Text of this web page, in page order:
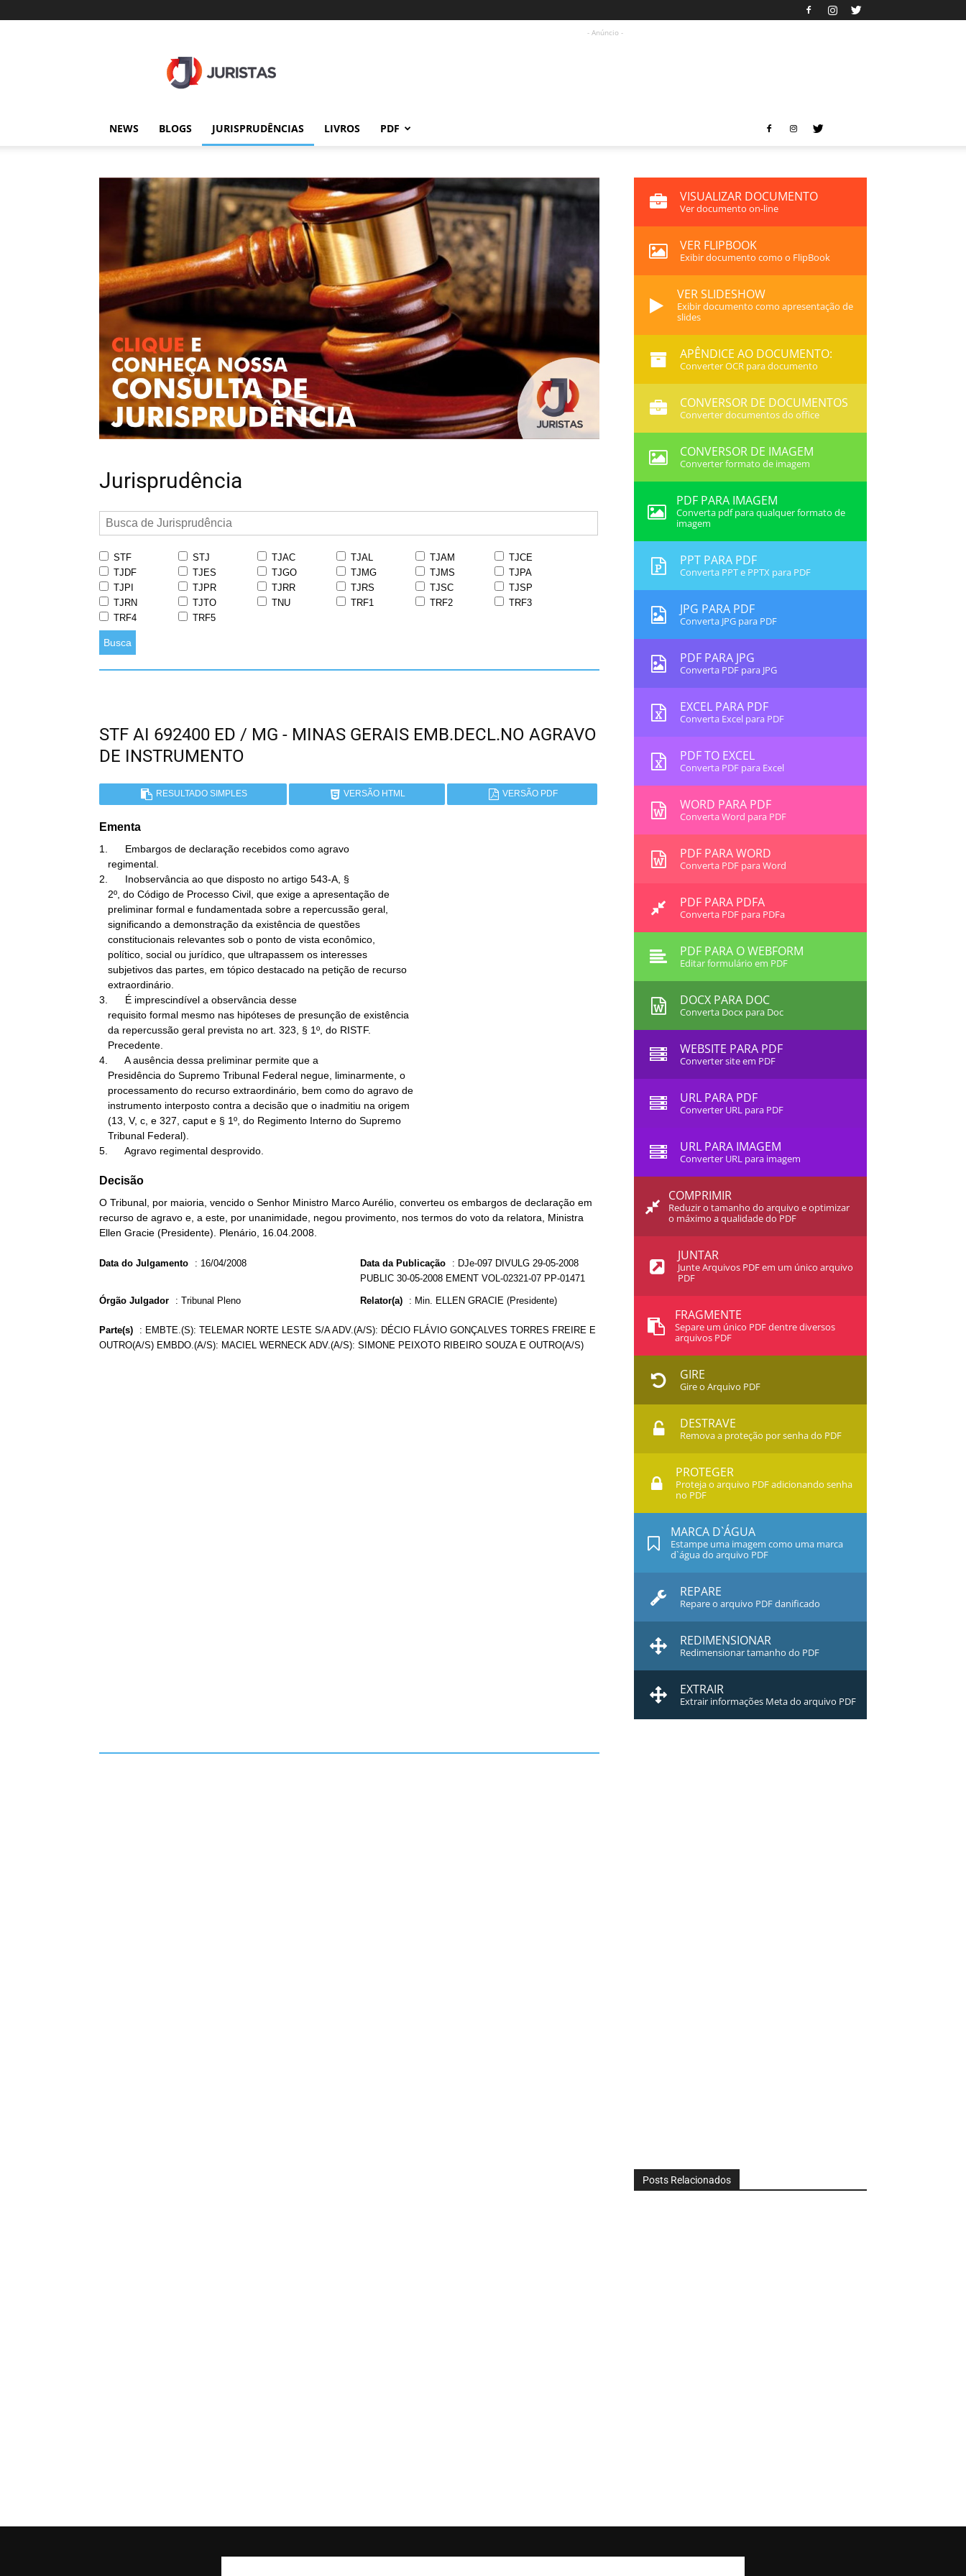
- Anúncio -
NEWS BLOGS JURISPRUDÊNCIAS LIVROS PDF
Jurisprudência
STF STJ TJAC TJAL TJAM
TJCE
TJDF
TJES TJGO TJMG TJMS
TJPA
TJPI
TJPR TJRR TJRS TJSC
TJSP
TJRN
TJTO TNU TRF1 TRF2
TRF3
TRF4
TRF5
Busca
STF AI 692400 ED / MG - MINAS GERAIS EMB.DECL.NO AGRAVO
DE INSTRUMENTO
RESULTADO SIMPLES VERSÃO HTML VERSÃO PDF
Ementa
1.      Embargos de declaração recebidos como agravo
2.      Inobservância ao que disposto no artigo 543-A, §
3.      É imprescindível a observância desse
4.      A ausência dessa preliminar permite que a
5.      Agravo regimental desprovido.
Decisão
O Tribunal, por maioria, vencido o Senhor Ministro Marco Aurélio, converteu os embargos de declaração em
recurso de agravo e, a este, por unanimidade, negou provimento, nos termos do voto da relatora, Ministra
Ellen Gracie (Presidente). Plenário, 16.04.2008.
Data do Julgamento : 16/04/2008 Data da Publicação : DJe-097 DIVULG 29-05-2008
PUBLIC 30-05-2008 EMENT VOL-02321-07 PP-01471
Órgão Julgador : Tribunal Pleno Relator(a) : Min. ELLEN GRACIE (Presidente)
Parte(s) : EMBTE.(S): TELEMAR NORTE LESTE S/A ADV.(A/S): DÉCIO FLÁVIO GONÇALVES TORRES FREIRE E
OUTRO(A/S) EMBDO.(A/S): MACIEL WERNECK ADV.(A/S): SIMONE PEIXOTO RIBEIRO SOUZA E OUTRO(A/S)
VISUALIZAR DOCUMENTO
Ver documento on-line
VER FLIPBOOK
Exibir documento como o FlipBook
VER SLIDESHOW
Exibir documento como apresentação de
slides
APÊNDICE AO DOCUMENTO:
Converter OCR para documento
CONVERSOR DE DOCUMENTOS
Converter documentos do office
CONVERSOR DE IMAGEM
Converter formato de imagem
PDF PARA IMAGEM
Converta pdf para qualquer formato de
imagem
PPT PARA PDF
Converta PPT e PPTX para PDF
JPG PARA PDF
Converta JPG para PDF
PDF PARA JPG
Converta PDF para JPG
EXCEL PARA PDF
Converta Excel para PDF
PDF TO EXCEL
Converta PDF para Excel
WORD PARA PDF
Converta Word para PDF
PDF PARA WORD
Converta PDF para Word
PDF PARA PDFA
Converta PDF para PDFa
PDF PARA O WEBFORM
Editar formulário em PDF
DOCX PARA DOC
Converta Docx para Doc
WEBSITE PARA PDF
Converter site em PDF
URL PARA PDF
Converter URL para PDF
URL PARA IMAGEM
Converter URL para imagem
COMPRIMIR
Reduzir o tamanho do arquivo e optimizar
o máximo a qualidade do PDF
JUNTAR
Junte Arquivos PDF em um único arquivo
PDF
FRAGMENTE
Separe um único PDF dentre diversos
arquivos PDF
GIRE
Gire o Arquivo PDF
DESTRAVE
Remova a proteção por senha do PDF
PROTEGER
Proteja o arquivo PDF adicionando senha
no PDF
MARCA D`ÁGUA
Estampe uma imagem como uma marca
d`água do arquivo PDF
REPARE
Repare o arquivo PDF danificado
REDIMENSIONAR
Redimensionar tamanho do PDF
EXTRAIR
Extrair informações Meta do arquivo PDF
Posts Relacionados